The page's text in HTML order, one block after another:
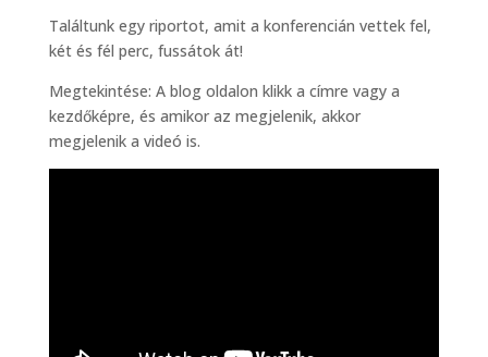
Találtunk egy riportot, amit a konferencián vettek fel,
két és fél perc, fussátok át!
Megtekintése: A blog oldalon klikk a címre vagy a
kezdőképre, és amikor az megjelenik, akkor
megjelenik a videó is.